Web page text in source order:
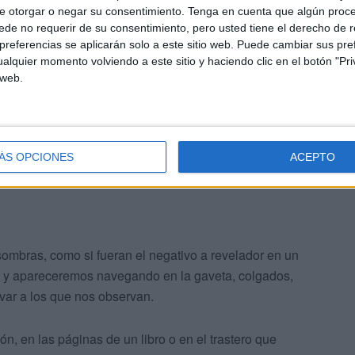
otorgar o negar su consentimiento. Tenga en cuenta que algún
no requerir de su consentimiento, pero usted tiene el derecho de
se aplicarán solo a este sitio web. Puede cambiar sus
momento volviendo a este sitio y haciendo clic en el botón
OPCIONES ACEPTO
porque el viento no esparza las cenizas de la
retenido en un papel, en una tinta, en una química
luz.
atrapados en un papel? ¿Cómo seríamos si no
espejos, ni reflejos en el agua como el de
como si fueran el negativo a revelador en un
apareceremos navegando en la gaveta, colgados,
a los que nos observan.
en las páginas de un libro o en el trastero que